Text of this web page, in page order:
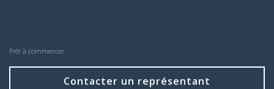
Prêt à commencer
Contacter un représentant